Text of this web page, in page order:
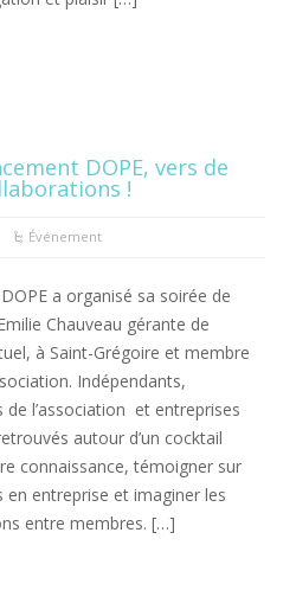
DOPE, vers de
!
Événement
a organisé sa soirée de
Chauveau gérante de
à Saint-Grégoire et membre
Indépendants,
de l’association et entreprises
autour d’un cocktail
connaissance, témoigner sur
en entreprise et imaginer les
entre membres. […]